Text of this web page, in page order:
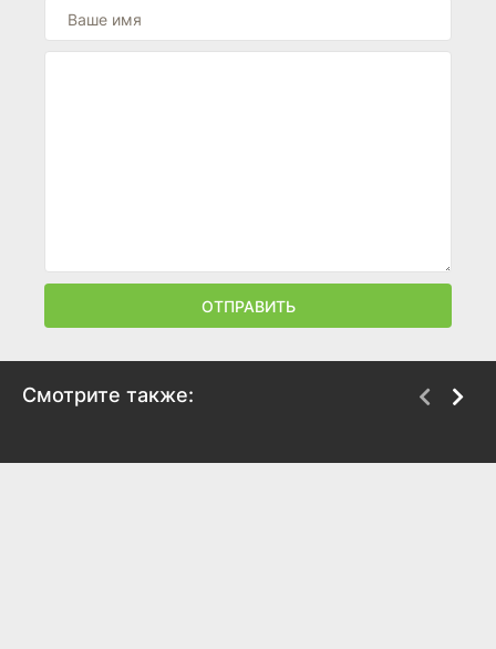
ОТПРАВИТЬ
Смотрите также: